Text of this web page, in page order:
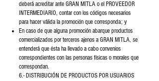
deberá acreditar ante GRAN MITLA o el PROVEEDOR
INTERMEDIARIO, contar con los códigos necesarios
para hacer válida la promoción que corresponda; y
En caso de que alguna promoción abarque productos
comercializados por terceros ajenos a GRAN MITLA, se
entenderá que ésta ha llevado a cabo convenios
correspondientes con las personas físicas o morales que
correspondan.
6.- DISTRIBUCIÓN DE PRODUCTOS POR USUARIOS